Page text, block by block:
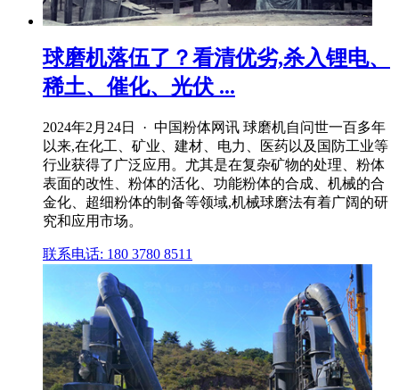
球磨机落伍了？看清优劣,杀入锂电、
稀土、催化、光伏 ...
2024年2月24日 · 中国粉体网讯 球磨机自问世一百多年
以来,在化工、矿业、建材、电力、医药以及国防工业等
行业获得了广泛应用。尤其是在复杂矿物的处理、粉体
表面的改性、粉体的活化、功能粉体的合成、机械的合
金化、超细粉体的制备等领域,机械球磨法有着广阔的研
究和应用市场。
联系电话: 180 3780 8511